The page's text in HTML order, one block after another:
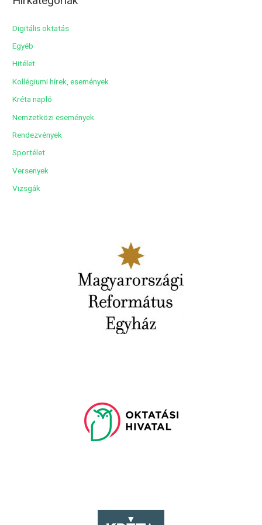
h
Digitális oktatás
Egyéb
Hitélet
Kollégiumi hírek, események
Kréta napló
Nemzetközi események
Rendezvények
Sportélet
Versenyek
Vizsgák